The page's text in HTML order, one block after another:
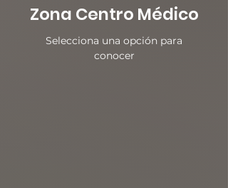
Zona Centro Médico
Selecciona una opción para
conocer